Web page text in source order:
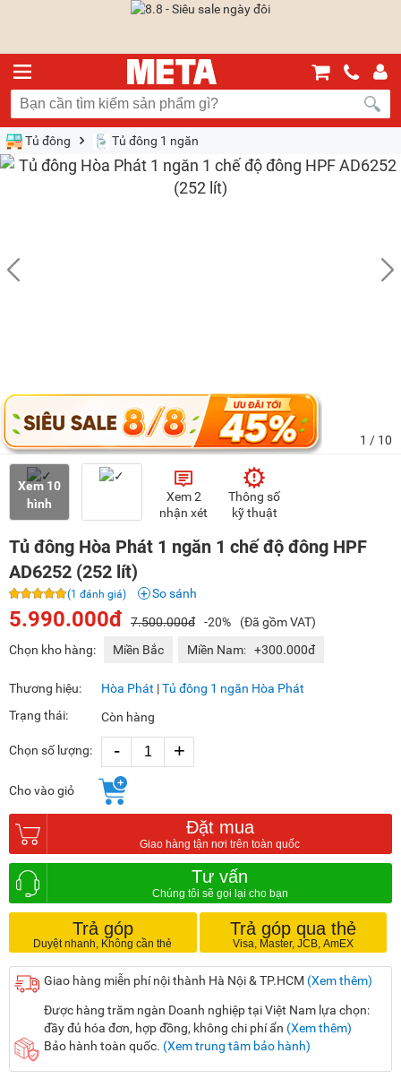
Tủ đông Tủ đông 1 ngăn
1 / 10
Xem 10
hình
Xem 2
nhận xét
Thông số
kỹ thuật
Tủ đông Hòa Phát 1 ngăn 1 chế độ đông HPF
AD6252 (252 lít)
(1 đánh giá) So sánh
5.990.000đ 7.500.000đ -20%
(Đã gồm VAT)
Chọn kho hàng:
Miền Bắc Miền Nam: +300.000đ
Thương hiệu: Hòa Phát |Tủ đông 1 ngăn Hòa Phát
Trạng thái:
Còn hàng
Chọn số lượng: - +
Cho vào giỏ
Đặt mua
Tư vấn
Trả góp Trả góp qua thẻ
Giao hàng miễn phí nội thành Hà Nội & TP.HCM (Xem thêm)
Được hàng trăm ngàn Doanh nghiệp tại Việt Nam lựa chọn:
đầy đủ hóa đơn, hợp đồng, không chi phí ẩn (Xem thêm)
Bảo hành toàn quốc. (Xem trung tâm bảo hành)